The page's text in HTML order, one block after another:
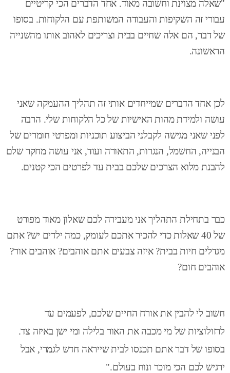
"שאלה מצוינת וחשובה מאוד. אחד הדברים הכי קריטיים
עבורי זה השקיפות והעבודה המשותפת עם הלקוחות. בסופו
של דבר, הם אלה שחיים בבית וצריכים לאהוב אותו מהשנייה
הראשונה.
לכן אחד הדברים שמייחדים אותי זה תהליך ההעמקה שאני
עושה ולמידת מהות האישיות של כל הלקוחות שלי. הרבה
לפני שאני מגישה לקבלני הביצוע תוכניות ומפרטי חומרים של
הבנייה, החשמל, הנגרות, התאורה ועוד, אני עושה מחקר שלם
להבנת מלוא הצרכים שלכם בבית עד לפרטים הכי קטנים.
כבר בתחילת התהליך אני מעבירה לכם שאלון מאוד מפורט
של 40 שאלות כדי להכיר אתכם לעומק, כמה ילדים יש? אתם
מגדלים חיות בבית? איזה צבעים אתם אוהבים? אוהבים אור?
אוהבים חום?
חשוב לי להבין את אורח החיים שלכם, לפעמים עד
לרזולוציות של מי מכבה את האור בלילה ומי ישן באיזה צד.
בסופו של דבר אתם תכנסו לבית שייראה חדש לגמרי, אבל
ירגיש לכם הכי מוכר ונוח בעולם."